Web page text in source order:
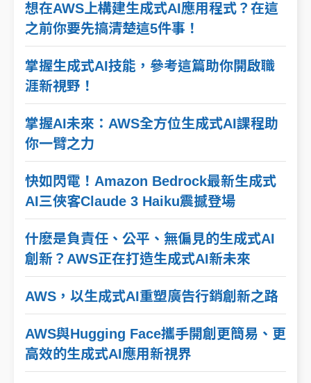
想在AWS上構建生成式AI應用程式？在這
之前你要先搞清楚這5件事！
掌握生成式AI技能，參考這篇助你開啟職
涯新視野！
掌握AI未來：AWS全方位生成式AI課程助
你一臂之力
快如閃電！Amazon Bedrock最新生成式
AI三俠客Claude 3 Haiku震撼登場
什麽是負責任、公平、無偏見的生成式AI
創新？AWS正在打造生成式AI新未來
AWS，以生成式AI重塑廣告行銷創新之路
AWS與Hugging Face攜手開創更簡易、更
高效的生成式AI應用新視界